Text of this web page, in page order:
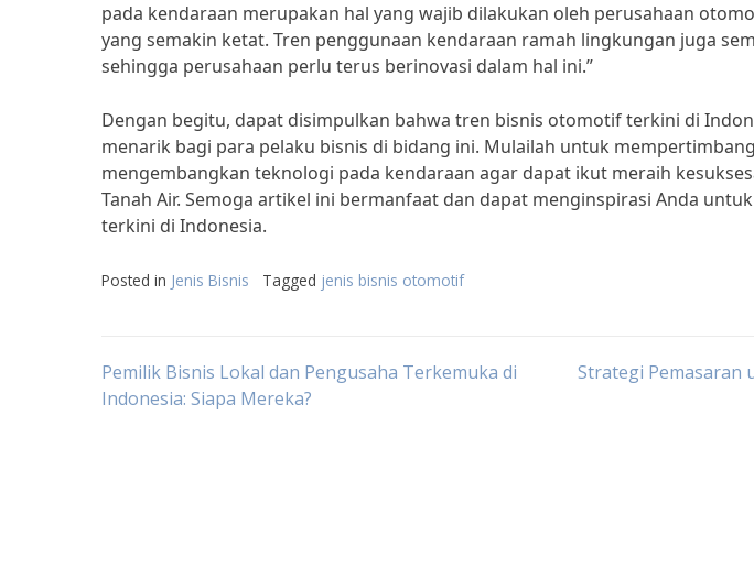
pada kendaraan merupakan hal yang wajib dilakukan oleh perusahaan
yang semakin ketat. Tren penggunaan kendaraan ramah lingkungan juga
sehingga perusahaan perlu terus berinovasi dalam hal ini.”
Dengan begitu, dapat disimpulkan bahwa tren bisnis otomotif terkini di
menarik bagi para pelaku bisnis di bidang ini. Mulailah untuk
mengembangkan teknologi pada kendaraan agar dapat ikut meraih
Tanah Air. Semoga artikel ini bermanfaat dan dapat menginspirasi Anda
terkini di Indonesia.
Posted in Jenis Bisnis Tagged jenis bisnis otomotif
Post
Pemilik Bisnis Lokal dan Pengusaha Terkemuka di
Indonesia: Siapa Mereka?
Strategi Pemasaran